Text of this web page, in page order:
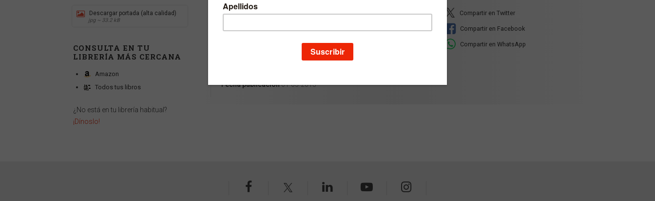
Descargar portada (alta calidad)
jpg ~ 33.2 kB
CONSULTA EN TU
LIBRERÍA MÁS CERCANA
Amazon
Todos tus libros
¿No está en tu librería habitual?
¡Dínoslo!
Colección
Materia
Infografía
978-84-15308-43-0
Fecha publicación 01-03-2013
Compartir en Twitter
Compartir en Facebook
Compartir en WhatsApp